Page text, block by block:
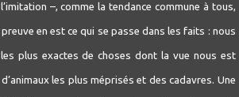
–, comme la tendance commune à tous,
en est ce qui se passe dans les faits : nous
plus exactes de choses dont la vue nous est
les plus méprisés et des cadavres. Une